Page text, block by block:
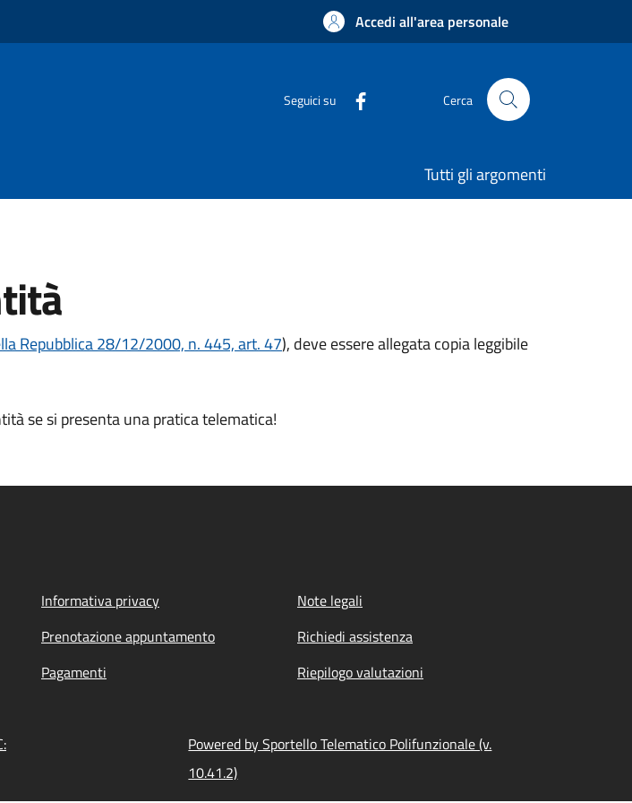
Accedi all'area personale
Seguici su Cerca
Tutti gli argomenti
Repubblica 28/12/2000, n. 445, art. 47), deve essere allegata copia leggibile
se si presenta una pratica telematica!
Informativa privacy
Note legali
Prenotazione appuntamento
Richiedi assistenza
Pagamenti
Riepilogo valutazioni
Powered by Sportello Telematico Polifunzionale (v.
10.41.2)